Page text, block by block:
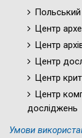
Польський
Центр
Центр
Центр
Центр
Центр
досліджень
Умови